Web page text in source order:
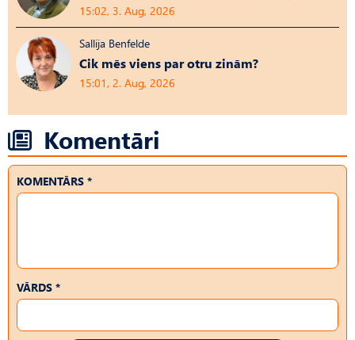
15:02, 3. Aug, 2026
Sallija Benfelde
Cik mēs viens par otru zinām?
15:01, 2. Aug, 2026
Komentāri
KOMENTĀRS *
VĀRDS *